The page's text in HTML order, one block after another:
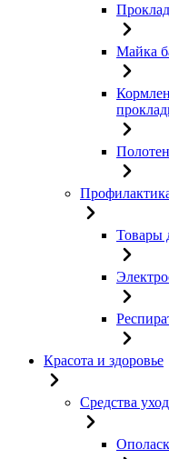
Майка
Товары
Красота и здоровье
Средства